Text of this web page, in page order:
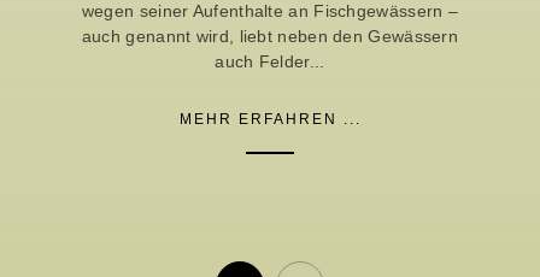
wegen seiner Aufenthalte an Fischgewässern –
auch genannt wird, liebt neben den Gewässern
auch Felder...
MEHR ERFAHREN ...